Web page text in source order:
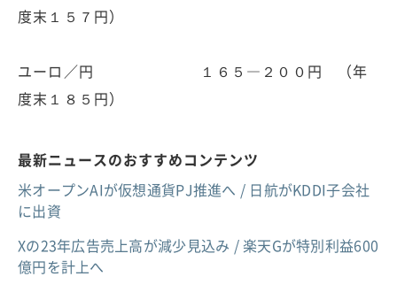
度末１５７円）
ユーロ／円 １６５―２００円 （年
度末１８５円）
最新ニュースのおすすめコンテンツ
米オープンAIが仮想通貨PJ推進へ / 日航がKDDI子会社
に出資
Xの23年広告売上高が減少見込み / 楽天Gが特別利益600
億円を計上へ